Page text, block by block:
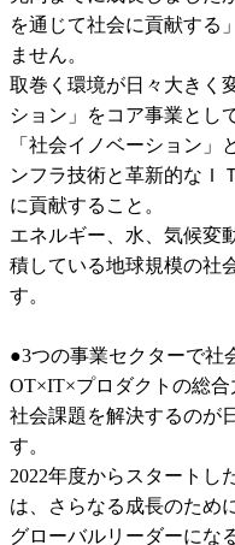
を通じて社会に貢献する
ません。
取巻く環境が日々大きく
ション」をコア事業とし
「社会イノベーション」
ンフラ技術と革新的なＩ
に貢献すること。
エネルギー、水、気候変
積している地球規模の社
す。
●3つの事業セクターで社
OT×IT×プロダクトの総合
社会課題を解決するのが
す。
2022年度からスタートし
は、さらなる成長のため
グローバルリーダーにな